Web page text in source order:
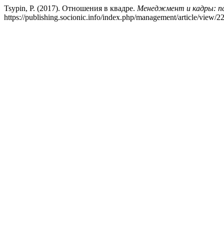
Tsypin, P. (2017). Отношения в квадре. Менеджмент и кадры:
https://publishing.socionic.info/index.php/management/article/view/